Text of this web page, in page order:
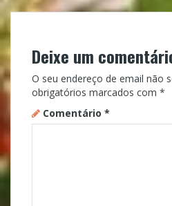
Deixe um
O seu endereço de email não
obrigatórios marcados com *
Comentário *